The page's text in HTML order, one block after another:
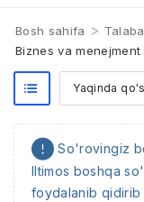
Bosh sahifa >
Biznes va menejment
So'rovingiz
Iltimos boshqa
foydalanib qidirib